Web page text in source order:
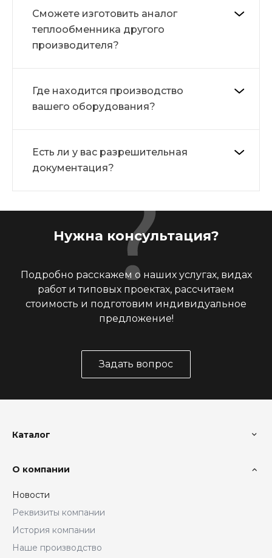
Сможете изготовить аналог
теплообменника другого
производителя?
Где находится производство
вашего оборудования?
Есть ли у вас разрешительная
документация?
Нужна консультация?
Подробно расскажем о наших услугах, видах
работ и типовых проектах, рассчитаем
стоимость и подготовим индивидуальное
предложение!
Задать вопрос
Каталог
О компании
Новости
Реквизиты компании
История компании
Наше производство